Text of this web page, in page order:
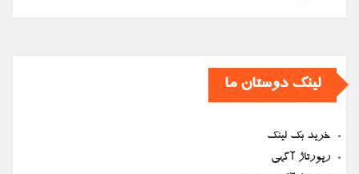
لینک دوستان ما
خرید بک لینک
رپورتاژ آگهی